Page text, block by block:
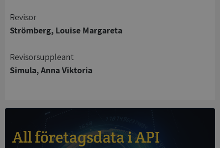
Revisor
Strömberg, Louise Margareta
Revisorsuppleant
Simula, Anna Viktoria
All företagsdata i API
Namn